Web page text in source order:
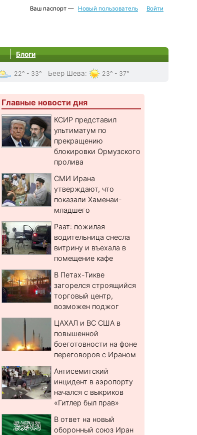
Ваш паспорт — Новый пользователь Войти
Блоги
22° - 33° Беер Шева: 23° - 37°
Главные новости дня
КСИР представил
ультиматум по
прекращению
блокировки Ормузского
пролива
СМИ Ирана
утверждают, что
показали Хаменаи-
младшего
Раат: пожилая
водительница снесла
витрину и въехала в
помещение кафе
В Петах-Тикве
загорелся строящийся
торговый центр,
возможен поджог
ЦАХАЛ и ВС США в
повышенной
боеготовности на фоне
переговоров с Ираном
Антисемитский
инцидент в аэропорту
начался с выкриков
«Гитлер был прав»
В ответ на новый
оборонный союз Иран